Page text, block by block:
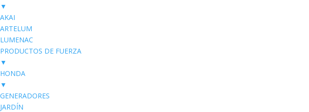
▼
AKAI
ARTELUM
LUMENAC
PRODUCTOS DE FUERZA
▼
HONDA
▼
GENERADORES
JARDÍN